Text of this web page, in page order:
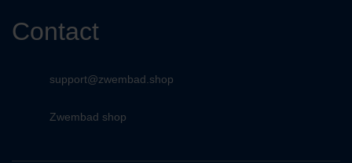
Contact
support@zwembad.shop
Zwembad shop